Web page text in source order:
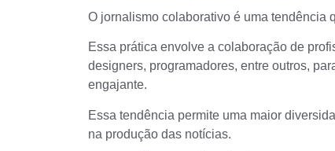
O jornalismo colaborativo é uma tendência
Essa prática envolve a colaboração de
designers, programadores, entre outros,
engajante.
Essa tendência permite uma maior
na produção das notícias.